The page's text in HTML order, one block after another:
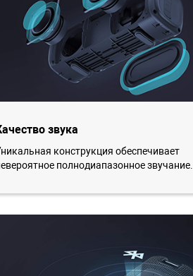
звука
конструкция обеспечивает
полнодиапазонное звучание.